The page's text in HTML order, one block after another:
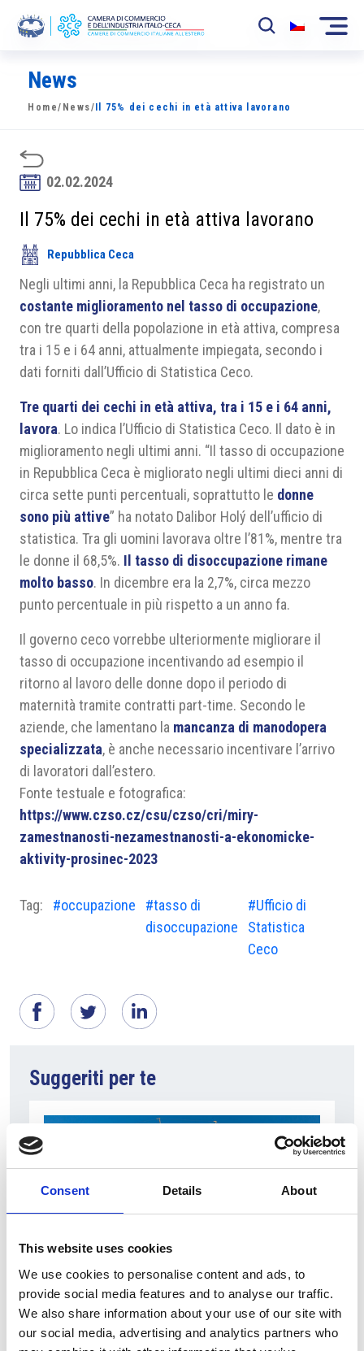
Consent Details About
This website uses cookies
We use cookies to personalise content and ads, to
provide social media features and to analyse our traffic.
We also share information about your use of our site with
our social media, advertising and analytics partners who
La Camera
News
Eventi
Sviluppo Mercato
Soci
Partner
Progetti
Area riservata
News
Home/ News/ Il 75% dei cechi in età attiva lavorano
02.02.2024
Il 75% dei cechi in età attiva lavorano
Repubblica Ceca
Negli ultimi anni, la Repubblica Ceca ha registrato un
costante miglioramento nel tasso di occupazione,
con tre quarti della popolazione in età attiva, compresa
tra i 15 e i 64 anni, attualmente impiegata, secondo i
dati forniti dall’Ufficio di Statistica Ceco.
Tre quarti dei cechi in età attiva, tra i 15 e i 64 anni,
lavora. Lo indica l’Ufficio di Statistica Ceco. Il dato è in
miglioramento negli ultimi anni. “Il tasso di occupazione
in Repubblica Ceca è migliorato negli ultimi dieci anni di
circa sette punti percentuali, soprattutto le donne
sono più attive” ha notato Dalibor Holý dell’ufficio di
statistica. Tra gli uomini lavorava oltre l’81%, mentre tra
le donne il 68,5%. Il tasso di disoccupazione rimane
molto basso. In dicembre era la 2,7%, circa mezzo
punto percentuale in più rispetto a un anno fa.
Il governo ceco vorrebbe ulteriormente migliorare il
tasso di occupazione incentivando ad esempio il
ritorno al lavoro delle donne dopo il periodo di
maternità tramite contratti part-time. Secondo le
aziende, che lamentano la mancanza di manodopera
specializzata, è anche necessario incentivare l’arrivo
di lavoratori dall’estero.
Fonte testuale e fotografica:
https://www.czso.cz/csu/czso/cri/miry-
zamestnanosti-nezamestnanosti-a-ekonomicke-
aktivity-prosinec-2023
Tag: #occupazione
#tasso di
disoccupazione
#Ufficio di
Statistica
Ceco
Suggeriti per te
Nel primo semestre è aumentata fortemente la
costruzione di nuove abitazioni